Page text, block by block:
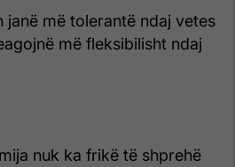
janë më tolerantë ndaj vetes
më fleksibilisht ndaj
nuk ka frikë të shprehë